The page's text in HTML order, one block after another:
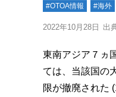
#OTOA情報 #海外
2022年10月28日 出
東南アジア７ヵ
ては、当該国の
限が撤廃された